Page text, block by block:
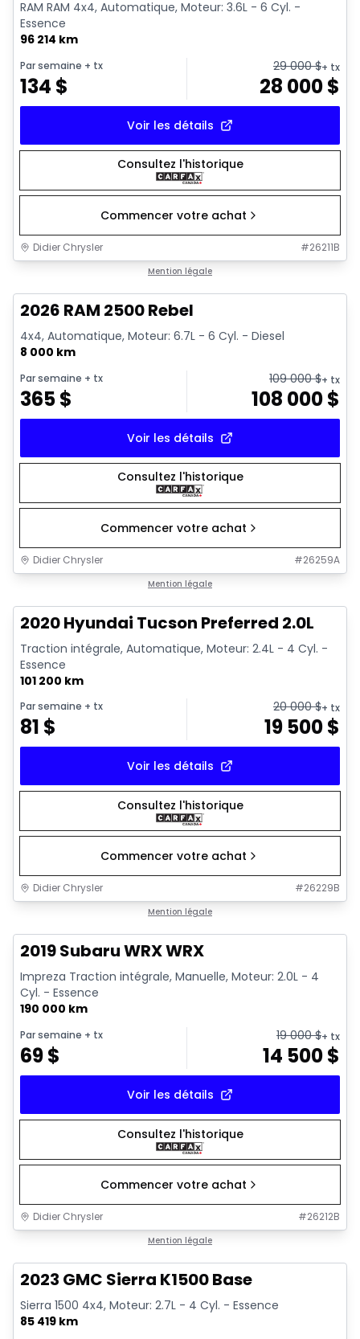
RAM RAM 4x4, Automatique, Moteur: 3.6L - 6 Cyl. -
Essence
96 214 km
Par semaine + tx
134 $
29 000$+ tx
28 000$
Voir les détails
Consultez l'historique
Commencer votre achat
Didier Chrysler #26211B
Mention légale
2026 RAM 2500 Rebel
4x4, Automatique, Moteur: 6.7L - 6 Cyl. - Diesel
8 000 km
Par semaine + tx
365$
109 000$+ tx
108 000$
Voir les détails
Consultez l'historique
Commencer votre achat
Didier Chrysler #26259A
Mention légale
2020 Hyundai Tucson Preferred 2.0L
Traction intégrale, Automatique, Moteur: 2.4L - 4 Cyl. -
Essence
101 200 km
Par semaine + tx
81 $
20 000$+ tx
19 500$
Voir les détails
Consultez l'historique
Commencer votre achat
Didier Chrysler #26229B
Mention légale
2019 Subaru WRX WRX
Impreza Traction intégrale, Manuelle, Moteur: 2.0L - 4
Cyl. - Essence
190 000 km
Par semaine + tx
69$
19 000$+ tx
14 500$
Voir les détails
Consultez l'historique
Commencer votre achat
Didier Chrysler #26212B
Mention légale
2023 GMC Sierra K1500 Base
Sierra 1500 4x4, Moteur: 2.7L - 4 Cyl. - Essence
85 419 km